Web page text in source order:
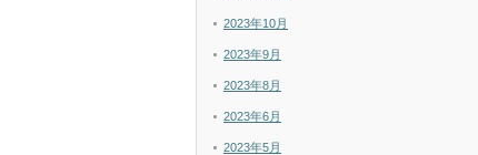
2023年10月
2023年9月
2023年8月
2023年6月
2023年5月